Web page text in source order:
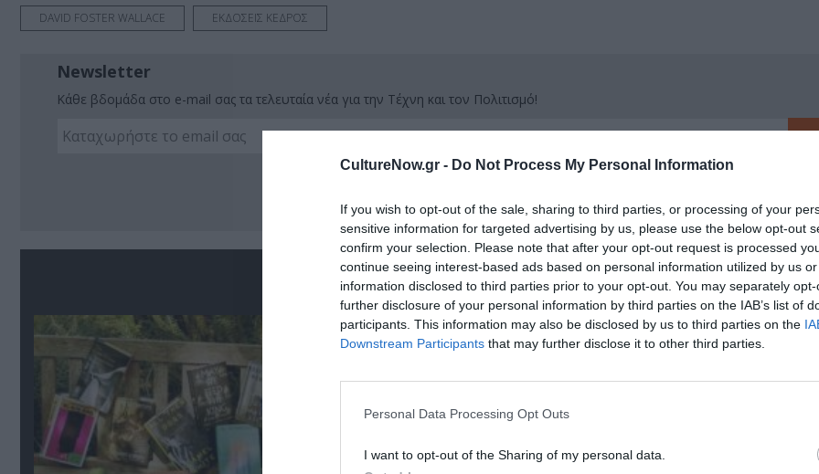
CultureNow.gr - Do Not Process My Personal Information
If you wish to opt-out of the sale, sharing to third parties, or processing of your
sensitive information for targeted advertising by us, please use the below opt-out
confirm your selection. Please note that after your opt-out request is processed
continue seeing interest-based ads based on personal information utilized by us
information disclosed to third parties prior to your opt-out. You may separately
further disclosure of your personal information by third parties on the IAB’s list of
participants. This information may also be disclosed by us to third parties on the
Downstream Participants that may further disclose it to other third parties.
Personal Data Processing Opt Outs
I want to opt-out of the Sharing of my personal data.
DAVID FOSTER WALLACE ΕΚΔΟΣΕΙΣ ΚΕΔΡΟΣ
Newsletter
Κάθε βδομάδα στο e-mail σας τα τελευταία νέα για την Τέχνη και τον Πολιτισμό!
Ακολουθήστε το Culturenow.gr
Σχετικά Άρθρα